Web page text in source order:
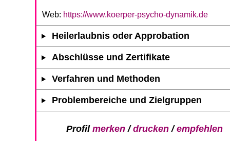
Web: https://www.koerper-psycho-dynamik.de
Heilerlaubnis oder Approbation
Abschlüsse und Zertifikate
Verfahren und Methoden
Problembereiche und Zielgruppen
Profil merken/drucken/empfehlen